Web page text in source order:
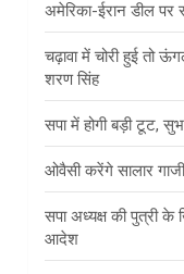
अमेरिका-ईरान डील पर
चढ़ावा में चोरी हुई तो
शरण सिंह
सपा में होगी बड़ी टूट,
ओवैसी करेंगे सालार
सपा अध्यक्ष की पुत्री के
आदेश